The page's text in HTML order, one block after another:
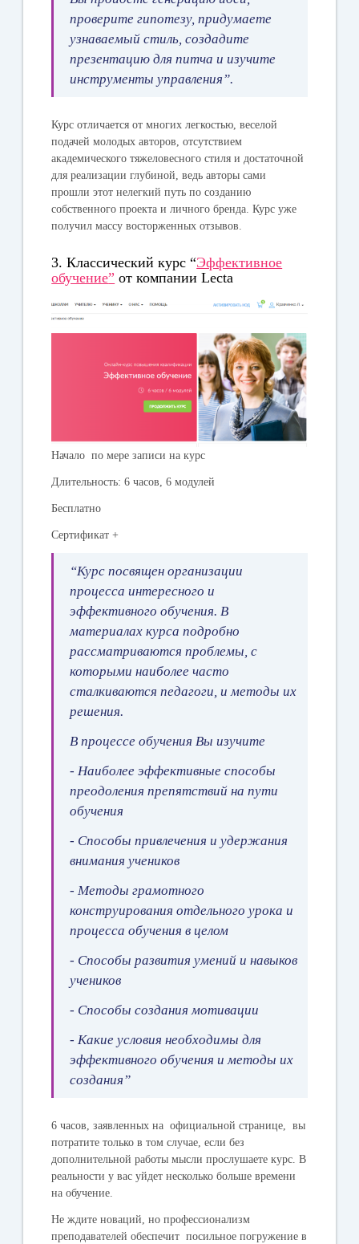
проверите гипотезу, придумаете
узнаваемый стиль, создадите
презентацию для питча и изучите
инструменты управления”.
Курс отличается от многих легкостью, веселой
подачей молодых авторов, отсутствием
академического тяжеловесного стиля и достаточной
для реализации глубиной, ведь авторы сами
прошли этот нелегкий путь по созданию
собственного проекта и личного бренда. Курс уже
получил массу восторженных отзывов.
3. Классический курс “Эффективное
обучение” от компании Lecta
Начало по мере записи на курс
Длительность: 6 часов, 6 модулей
Бесплатно
Сертификат +
“Курс посвящен организации
процесса интересного и
эффективного обучения. В
материалах курса подробно
рассматриваются проблемы, с
которыми наиболее часто
сталкиваются педагоги, и методы их
решения.
В процессе обучения Вы изучите
- Наиболее эффективные способы
преодоления препятствий на пути
обучения
- Способы привлечения и удержания
внимания учеников
- Методы грамотного
конструирования отдельного урока и
процесса обучения в целом
- Способы развития умений и навыков
учеников
- Способы создания мотивации
- Какие условия необходимы для
эффективного обучения и методы их
создания”
6 часов, заявленных на официальной странице, вы
потратите только в том случае, если без
дополнительной работы мысли прослушаете курс. В
реальности у вас уйдет несколько больше времени
на обучение.
Не ждите новаций, но профессионализм
преподавателей обеспечит посильное погружение в